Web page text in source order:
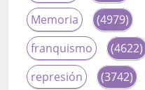
Memoria
(4979)
franquismo
(4622)
represión
(3742)